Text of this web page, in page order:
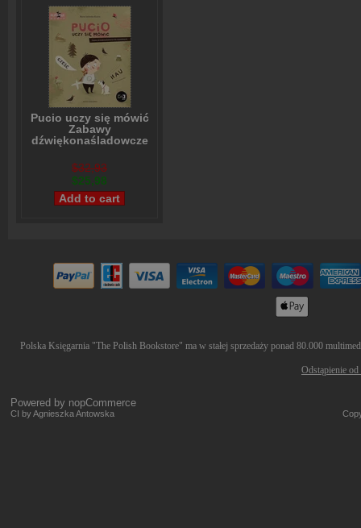
Pucio uczy się mówić
Zabawy
dźwiękonaśladowcze
Marta Galewska-Kustra
$32,93
$25,98
Polska Księgarnia "The Polish Bookstore" ma w stałej sprzedaży ponad 80.000
Odstąpienie
Powered by nopCommerce
CI by Agnieszka Antowska